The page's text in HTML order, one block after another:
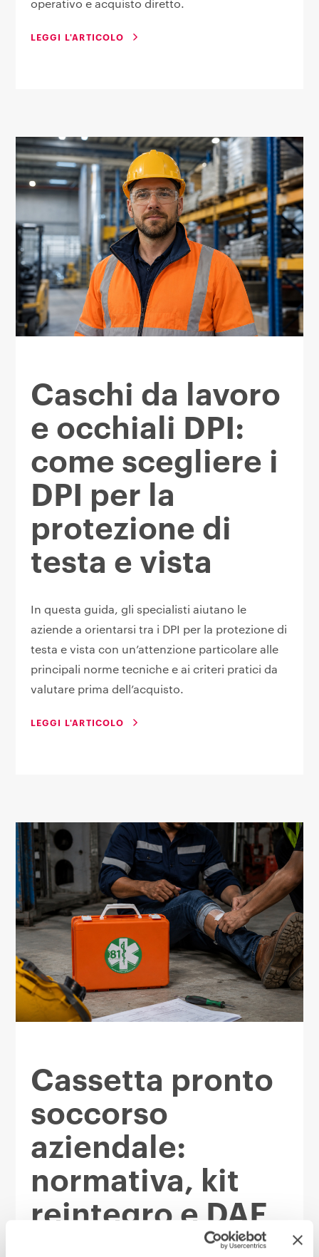
operativo e acquisto diretto.
LEGGI L'ARTICOLO
Caschi da lavoro
e occhiali DPI:
come scegliere i
DPI per la
protezione di
testa e vista
In questa guida, gli specialisti aiutano le
aziende a orientarsi tra i DPI per la protezione di
testa e vista con un’attenzione particolare alle
principali norme tecniche e ai criteri pratici da
valutare prima dell’acquisto.
LEGGI L'ARTICOLO
Cassetta pronto
soccorso
aziendale:
normativa, kit
reintegro e DAE